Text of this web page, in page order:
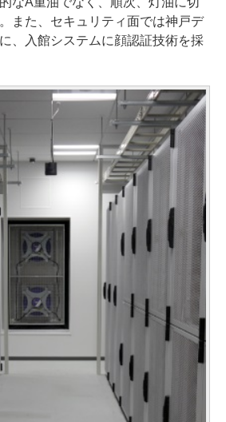
また、セキュリティ面では神戸デ
、入館システムに顔認証技術を採